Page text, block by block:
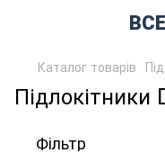
Каталог товарів
Підлокітники
Фільтр